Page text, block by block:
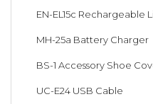
EN-EL15c Rechargeable
MH-25a Battery Charger
BS-1 Accessory Shoe
UC-E24 USB Cable